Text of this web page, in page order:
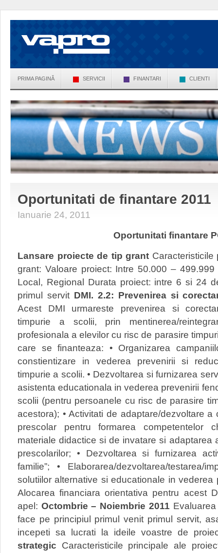
PRIMA PAGINĂ SERVICII FINANTARI CLIENTI
Oportunitati de finantare 2011
Ianuarie 24, 2011
Oportunitati finantare
Lansare proiecte de tip grant
grant: Valoare proiect: Intre 50.000 –
Local, Regional Durata proiect: intre 6 si 24
primul servit DMI. 2.2: Prevenirea si
Acest DMI urmareste prevenirea si
timpurie a scolii, prin mentinerea/
profesionala a elevilor cu risc de parasire
care se finanteaza: • Organizarea
constientizare in vederea prevenirii si
timpurie a scolii. • Dezvoltarea si furnizarea
asistenta educationala in vederea prevenirii
scolii (pentru persoanele cu risc de parasire
acestora); • Activitati de adaptare/dezvoltare
prescolar pentru formarea competentelor
materiale didactice si de invatare si adaptarea
prescolarilor; • Dezvoltarea si furnizarea
familie”; • Elaborarea/dezvoltarea/testarea/
solutiilor alternative si educationale in vederea
Alocarea financiara orientativa pentru acest
apel: Octombrie – Noiembrie 2011
face pe principiul primul venit primul servit,
incepeti sa lucrati la ideile voastre de
strategic Caracteristicile principale ale